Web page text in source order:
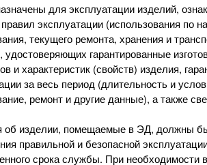
для эксплуатации изделий,
эксплуатации (использования по
текущего ремонта, хранения и
удостоверяющих гарантированные
и характеристик (свойств) изделия,
за весь период (длительность и
ремонт и другие данные), а также
об изделии, помещаемые в ЭД, должны
правильной и безопасной
срока службы. При необходимости